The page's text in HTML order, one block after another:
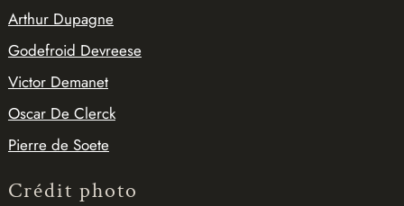
Arthur Dupagne
Godefroid Devreese
Victor Demanet
Oscar De Clerck
Pierre de Soete
Crédit photo